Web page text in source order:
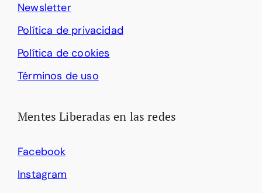
Newsletter
Política de privacidad
Política de cookies
Términos de uso
Mentes Liberadas en las redes
Facebook
Instagram